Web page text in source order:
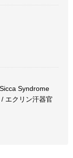
Syndrome
エクリン汗器官